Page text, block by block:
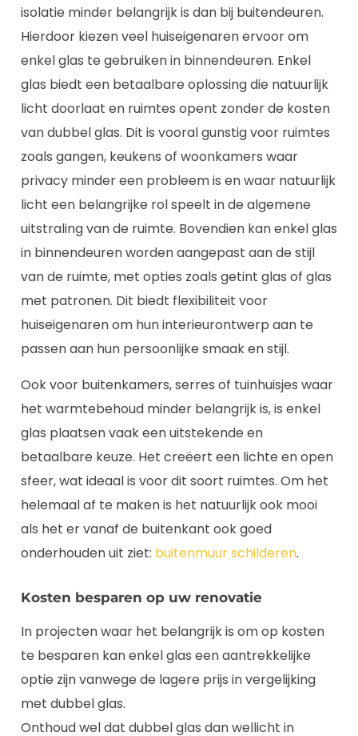
isolatie minder belangrijk is dan bij buitendeuren.
Hierdoor kiezen veel huiseigenaren ervoor om
enkel glas te gebruiken in binnendeuren. Enkel
glas biedt een betaalbare oplossing die natuurlijk
licht doorlaat en ruimtes opent zonder de kosten
van dubbel glas. Dit is vooral gunstig voor ruimtes
zoals gangen, keukens of woonkamers waar
privacy minder een probleem is en waar natuurlijk
licht een belangrijke rol speelt in de algemene
uitstraling van de ruimte. Bovendien kan enkel glas
in binnendeuren worden aangepast aan de stijl
van de ruimte, met opties zoals getint glas of glas
met patronen. Dit biedt flexibiliteit voor
huiseigenaren om hun interieurontwerp aan te
passen aan hun persoonlijke smaak en stijl.
Ook voor buitenkamers, serres of tuinhuisjes waar
het warmtebehoud minder belangrijk is, is enkel
glas plaatsen vaak een uitstekende en
betaalbare keuze. Het creëert een lichte en open
sfeer, wat ideaal is voor dit soort ruimtes. Om het
helemaal af te maken is het natuurlijk ook mooi
als het er vanaf de buitenkant ook goed
onderhouden uit ziet: buitenmuur schilderen.
Kosten besparen op uw renovatie
In projecten waar het belangrijk is om op kosten
te besparen kan enkel glas een aantrekkelijke
optie zijn vanwege de lagere prijs in vergelijking
met dubbel glas.
Onthoud wel dat dubbel glas dan wellicht in